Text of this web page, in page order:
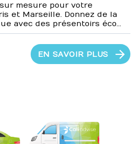
mesure pour votre
et Marseille. Donnez de la
avec des présentoirs éco...
EN SAVOIR PLUS